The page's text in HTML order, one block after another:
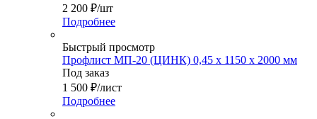
2 200 ₽/шт
Подробнее
Быстрый просмотр
Профлист МП-20 (ЦИНК) 0,45 х 1150 х 2000 мм
Под заказ
1 500 ₽/лист
Подробнее